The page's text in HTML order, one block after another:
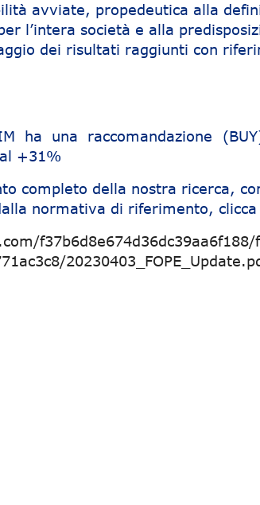
avviate, propedeutica alla
l’intera società e alla
dei risultati raggiunti con
ha una raccomandazione
+31%
completo della nostra ricerca,
normativa di riferimento,
f37b6d8e674d36dc39aa6f188/